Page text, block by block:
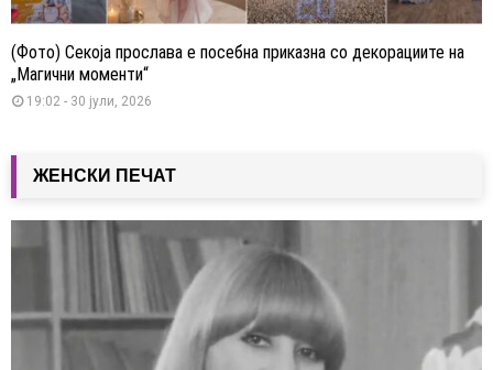
(Фото) Секоја прослава е посебна приказна со декорациите на
„Магични моменти“
19:02 - 30 јули, 2026
ЖЕНСКИ ПЕЧАТ